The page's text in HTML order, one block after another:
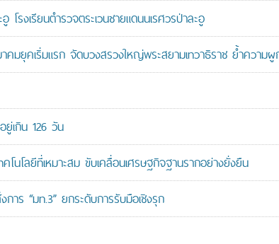
งเรียนตำรวจตระเวนชายแดนนเรศวรป่าละอู
ยุคเริ่มแรก จัดบวงสรวงใหญ่พระสยามเทวาธิราช ย้ำความ
เกิน 126 วัน
นโลยีที่เหมาะสม ขับเคลื่อนเศรษฐกิจฐานรากอย่างยั่งยืน
าร “มท.3” ยกระดับการรับมือเชิงรุก